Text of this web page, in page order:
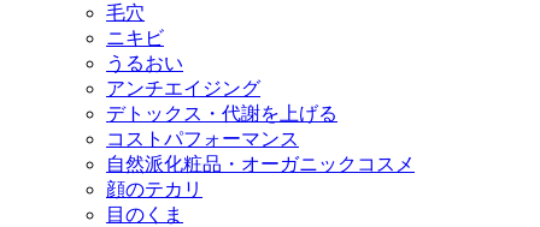
毛穴
ニキビ
うるおい
アンチエイジング
デトックス・代謝を上げる
コストパフォーマンス
自然派化粧品・オーガニックコスメ
顔のテカリ
目のくま